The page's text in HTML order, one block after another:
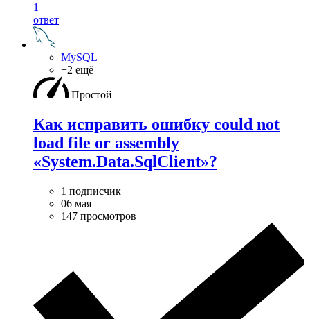
1
ответ
MySQL
+2 ещё
Простой
Как исправить ошибку could not
load file or assembly
«System.Data.SqlClient»?
1 подписчик
06 мая
147 просмотров